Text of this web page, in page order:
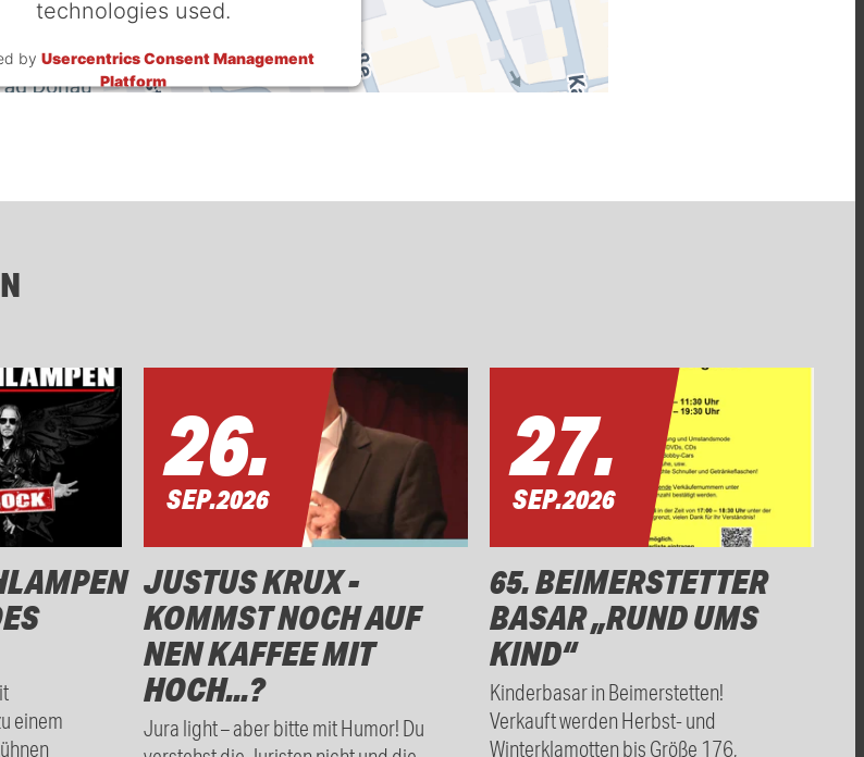
technologies used.
by Usercentrics Consent Management
Platform
einem
26.
SEP.2026
JUSTUS KRUX -
KOMMST NOCH AUF
NEN KAFFEE MIT
HOCH...?
Jura light – aber bitte mit Humor! Du
27.
SEP.2026
65. BEIMERSTETTER
BASAR „RUND UMS
KIND“
Kinderbasar in Beimerstetten!
Verkauft werden Herbst- und
Winterklamotten bis Größe 176,